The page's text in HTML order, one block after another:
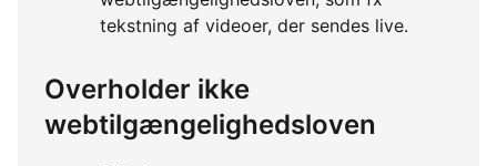
tekstning af videoer, der sendes live.
Overholder ikke
webtilgængelighedsloven